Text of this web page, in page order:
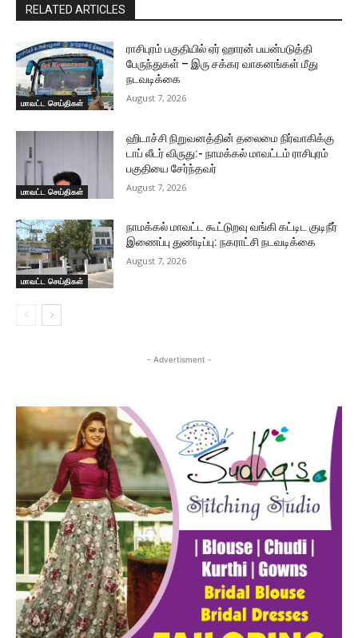
RELATED ARTICLES
மாவட்ட செய்திகள்
ராசிபுரம் பகுதியில் ஏர் ஹாரன் பயன்படுத்தி
பேருந்துகள் – இரு சக்கர வாகனங்கள் மீது
நடவடிக்கை
August 7, 2026
மாவட்ட செய்திகள்
ஹிடாச்சி நிறுவனத்தின் தலைமை நிர்வாகிக்கு
டாப் லீடர் விருது:- நாமக்கல் மாவட்டம் ராசிபுரம்
பகுதியை சேர்ந்தவர்
August 7, 2026
மாவட்ட செய்திகள்
நாமக்கல் மாவட்ட கூட்டுறவு வங்கி கட்டிட குடிநீர்
இணைப்பு துண்டிப்பு: நகராட்சி நடவடிக்கை
August 7, 2026
- Advertisment -